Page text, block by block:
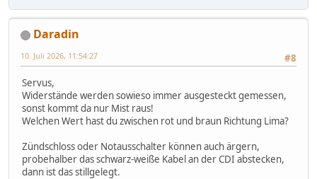
Daradin
#8
10. Juli 2026, 11:54:27
Servus,
Widerstände werden sowieso immer ausgesteckt gemessen,
sonst kommt da nur Mist raus!
Welchen Wert hast du zwischen rot und braun Richtung Lima?
Zündschloss oder Notausschalter können auch ärgern,
probehalber das schwarz-weiße Kabel an der CDI abstecken,
dann ist das stillgelegt.